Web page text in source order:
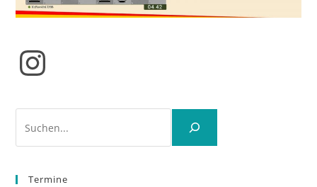
Instagram
Termine